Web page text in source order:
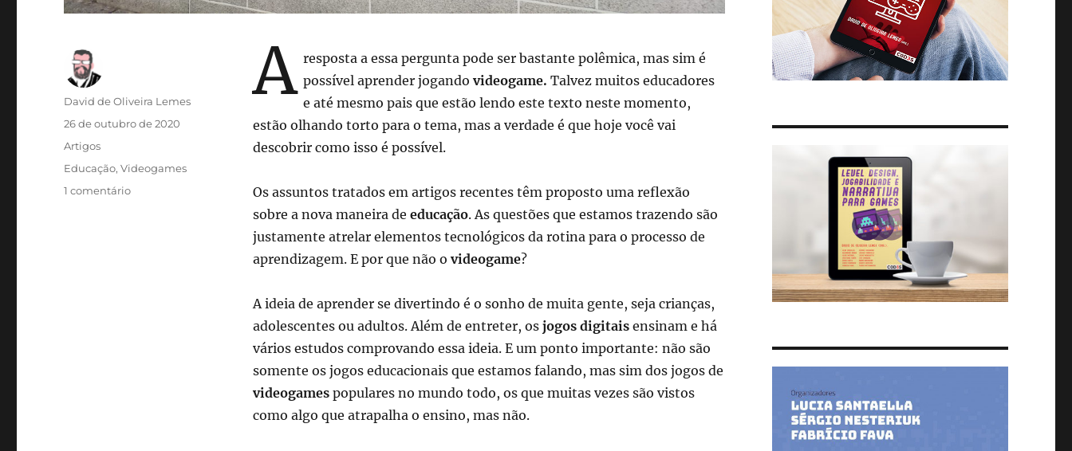
A resposta a essa pergunta pode ser bastante polêmica, mas sim é
possível aprender jogando videogame. Talvez muitos educadores
e até mesmo pais que estão lendo este texto neste momento,
estão olhando torto para o tema, mas a verdade é que hoje você vai
descobrir como isso é possível.
Os assuntos tratados em artigos recentes têm proposto uma reflexão
sobre a nova maneira de educação. As questões que estamos trazendo são
justamente atrelar elementos tecnológicos da rotina para o processo de
aprendizagem. E por que não o videogame?
A ideia de aprender se divertindo é o sonho de muita gente, seja crianças,
adolescentes ou adultos. Além de entreter, os jogos digitais ensinam e há
vários estudos comprovando essa ideia. E um ponto importante: não são
somente os jogos educacionais que estamos falando, mas sim dos jogos de
videogamespopulares no mundo todo, os que muitas vezes são vistos
como algo que atrapalha o ensino, mas não.
Autor
David de Oliveira Lemes
Publicado
em
26 de outubro de 2020
Categorias
Artigos
Tags
Educação,Videogames
1 comentárioem